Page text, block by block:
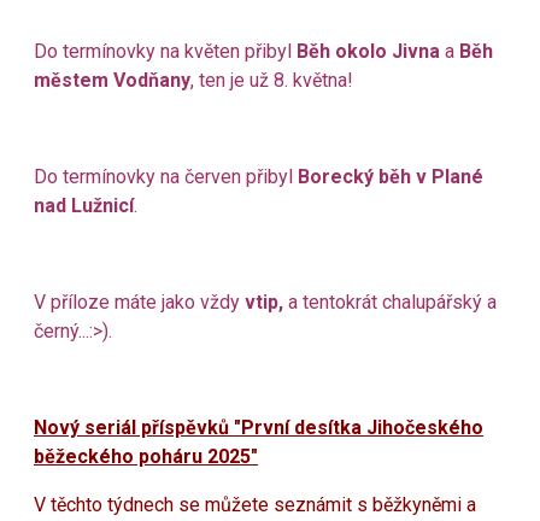
Do termínovky na květen přibyl Běh okolo Jivna a Běh
městem Vodňany, ten je už 8. května!
Do termínovky na červen přibyl Borecký běh v Plané
nad Lužnicí.
V příloze máte jako vždy vtip, a tentokrát chalupářský a
černý...:>).
Nový seriál příspěvků "První desítka Jihočeského
běžeckého poháru 2025"
V těchto týdnech se můžete seznámit s běžkyněmi a